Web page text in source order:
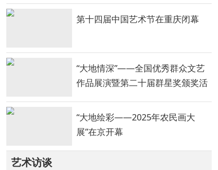
第十四届中国艺术节在重庆闭幕
“大地情深”——全国优秀群众文艺
作品展演暨第二十届群星奖颁奖活
“大地绘彩——2025年农民画大
展”在京开幕
艺术访谈